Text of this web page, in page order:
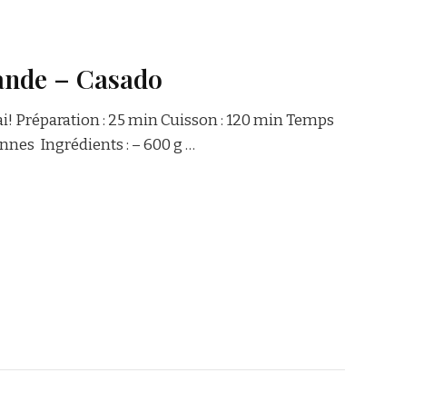
– Casado
Préparation : 25 min Cuisson : 120 min Temps
Ingrédients : – 600 g …